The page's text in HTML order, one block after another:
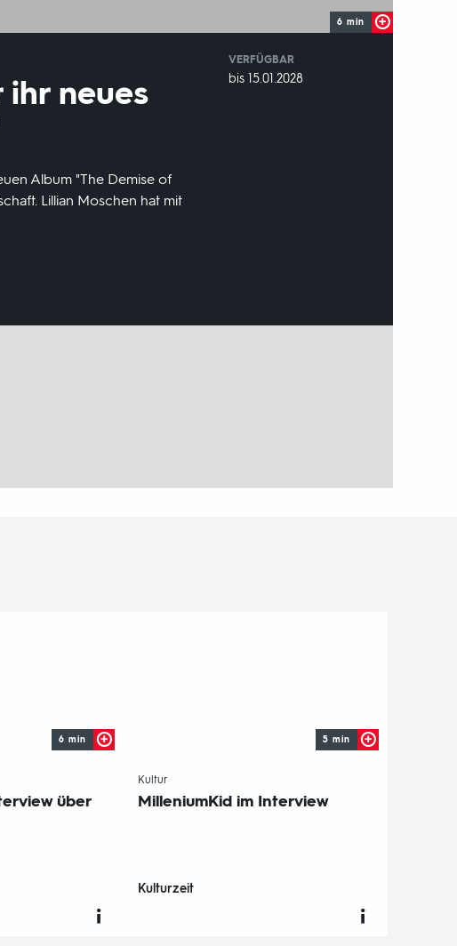
6 min
neues
Album "The Demise of
Lillian Moschen hat mit
VERFÜGBAR
weltweit
VERFÜGBAR
bis 15.01.2028
über
6 min
Kultur
MilleniumKid im Interview
Kulturzeit
5 min